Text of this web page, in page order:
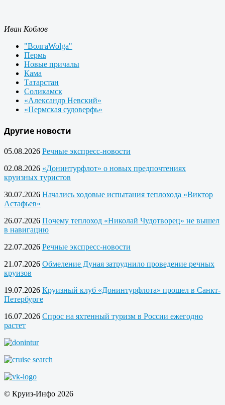
Иван Коблов
"ВолгаWolga"
Пермь
Новые причалы
Кама
Татарстан
Соликамск
«Александр Невский»
«Пермская судоверфь»
Другие новости
05.08.2026 Речные экспресс-новости
02.08.2026 «Донинтурфлот» о новых предпочтениях
круизных туристов
30.07.2026 Начались ходовые испытания теплохода «Виктор
Астафьев»
26.07.2026 Почему теплоход «Николай Чудотворец» не вышел
в навигацию
22.07.2026 Речные экспресс-новости
21.07.2026 Обмеление Дуная затруднило проведение речных
круизов
19.07.2026 Круизный клуб «Донинтурфлота» прошел в Санкт-
Петербурге
16.07.2026 Спрос на яхтенный туризм в России ежегодно
растет
© Круиз-Инфо 2026